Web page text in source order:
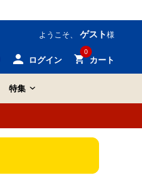
ようこそ、 ゲスト 様
ログイン
0
カート
特集